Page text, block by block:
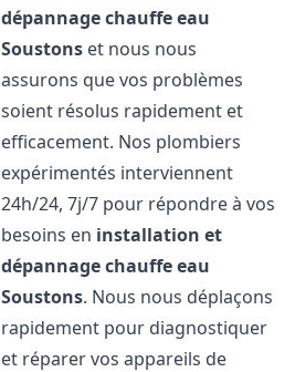
dépannage chauffe eau
Soustons et nous nous
assurons que vos problèmes
soient résolus rapidement et
efficacement. Nos plombiers
expérimentés interviennent
24h/24, 7j/7 pour répondre à vos
besoins en installation et
dépannage chauffe eau
Soustons. Nous nous déplaçons
rapidement pour diagnostiquer
et réparer vos appareils de